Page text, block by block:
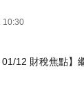
10:30
01/12 財稅焦點】